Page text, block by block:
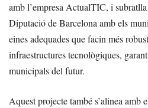
amb l’empresa ActualTIC, i
Diputació de Barcelona amb els
eines adequades que facin més
infraestructures tecnològiques,
municipals del futur.
Aquest projecte també s’alinea amb